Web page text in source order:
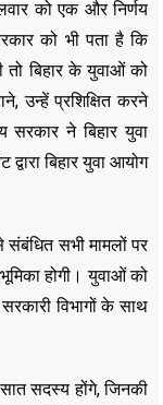
को एक और निर्णय
को भी पता है कि
तो बिहार के युवाओं को
उन्हें प्रशिक्षित करने
ने बिहार युवा
बिहार युवा आयोग
सभी मामलों पर
होगी। युवाओं को
विभागों के साथ
सदस्य होंगे, जिनकी